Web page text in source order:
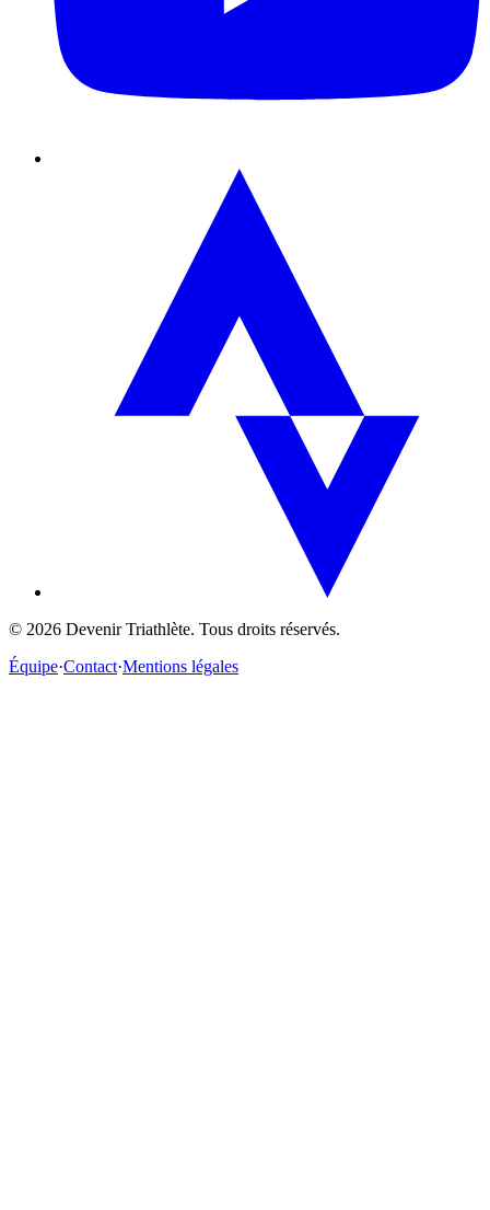
© 2026 Devenir Triathlète. Tous droits réservés.
Équipe·Contact·Mentions légales